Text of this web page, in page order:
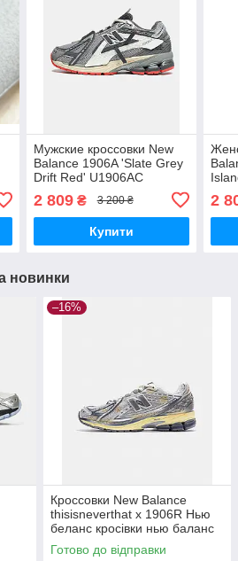
Мужские кроссовки New
Balance 1906A 'Slate Grey
Drift Red' U1906AC
Balance
2 809₴ 3 200 ₴
Купити
2
новинки
–16%
Кроссовки New Balance
thisisneverthat x 1906R Нью
беланс кросівки нью баланс
Готово до відправки